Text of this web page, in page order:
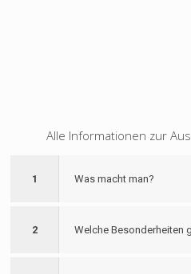
Alle Informationen zur
1 Was macht man?
2 Welche Besonderheiten